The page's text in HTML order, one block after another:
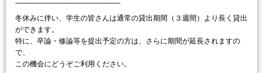
‾‾‾‾‾‾‾‾‾‾‾‾‾‾‾‾‾‾‾‾‾‾‾‾‾‾‾‾‾
冬休みに伴い、学生の皆さんは通常の貸出期間（３週間）より長く貸出
ができます。
特に、卒論・修論等を提出予定の方は、さらに期間が延長されますの
で、
この機会にどうぞご利用ください。